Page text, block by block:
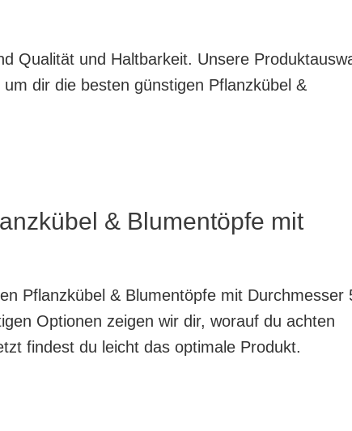
Qualität und Haltbarkeit. Unsere
dir die besten günstigen Pflanzkübel &
& Blumentöpfe mit
Pflanzkübel & Blumentöpfe mit Durchmesser
Optionen zeigen wir dir, worauf du achten
findest du leicht das optimale Produkt.